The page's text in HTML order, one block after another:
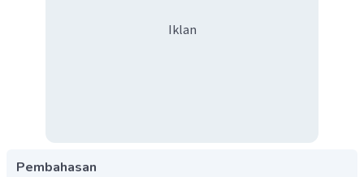
Iklan
Pembahasan